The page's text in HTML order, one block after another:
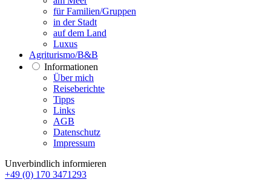
für Familien/Gruppen
in der Stadt
auf dem Land
Luxus
Agriturismo/B&B
Informationen
Über mich
Reiseberichte
Tipps
Links
AGB
Datenschutz
Impressum
Unverbindlich informieren
+49 (0) 170 3471293